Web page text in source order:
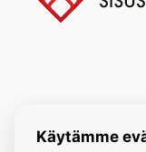
Käytämme